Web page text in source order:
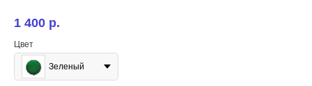
1 400 р.
Цвет
Зеленый